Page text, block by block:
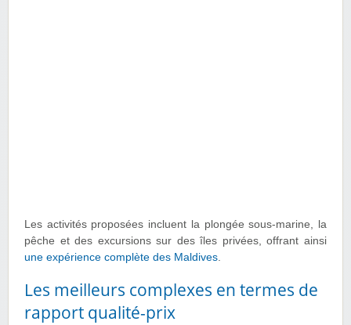
Les activités proposées incluent la plongée sous-marine, la
pêche et des excursions sur des îles privées, offrant ainsi
une expérience complète des Maldives.
Les meilleurs complexes en termes de
rapport qualité-prix